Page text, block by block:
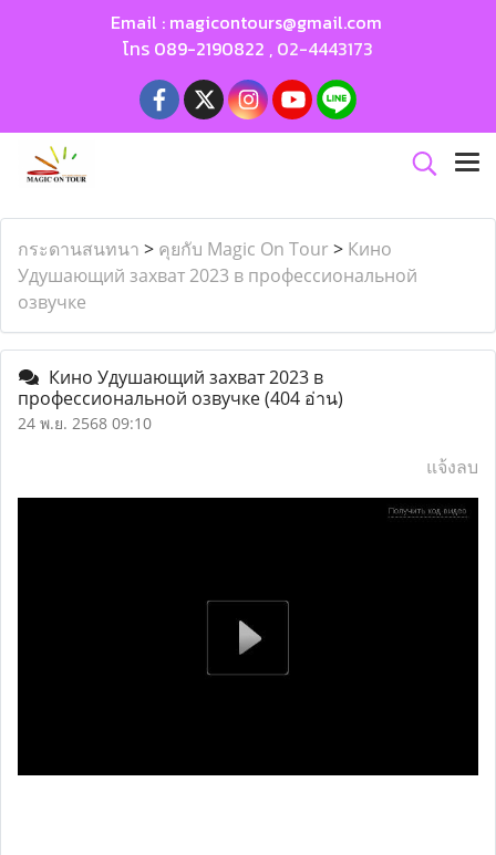
Email : magicontours@gmail.com
โทร 089-2190822 , 02-4443173
กระดานสนทนา > คุยกับ Magic On Tour > Кино
Удушающий захват 2023 в профессиональной
озвучке
Кино Удушающий захват 2023 в
профессиональной озвучке(404 อ่าน)
24 พ.ย. 2568 09:10
แจ้งลบ